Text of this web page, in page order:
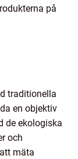
på
traditionella
en objektiv
de ekologiska
och
mäta